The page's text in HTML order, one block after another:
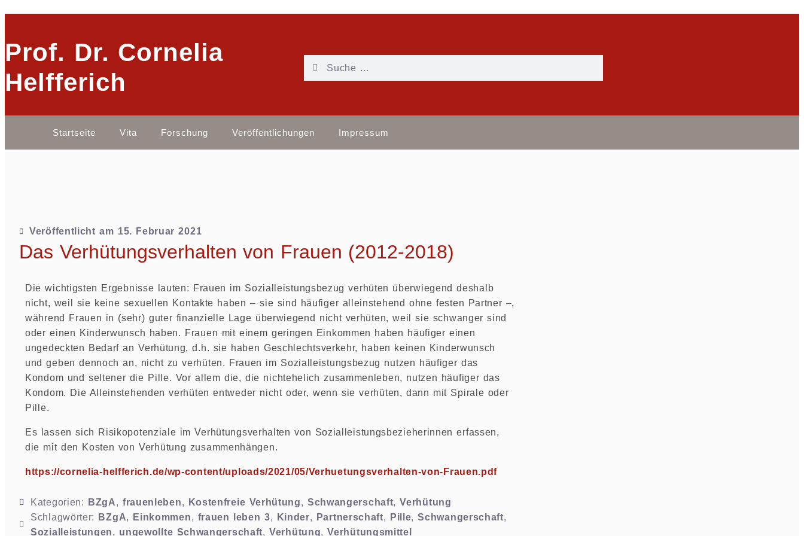
Prof. Dr. Cornelia
Helfferich
Startseite Vita Forschung Veröffentlichungen Impressum
Veröffentlicht am 15. Februar 2021
Das Verhütungsverhalten von Frauen (2012-2018)
Die wichtigsten Ergebnisse lauten: Frauen im Sozialleistungsbezug verhüten überwiegend deshalb
nicht, weil sie keine sexuellen Kontakte haben – sie sind häufiger alleinstehend ohne festen Partner –,
während Frauen in (sehr) guter finanzielle Lage überwiegend nicht verhüten, weil sie schwanger sind
oder einen Kinderwunsch haben. Frauen mit einem geringen Einkommen haben häufiger einen
ungedeckten Bedarf an Verhütung, d.h. sie haben Geschlechtsverkehr, haben keinen Kinderwunsch
und geben dennoch an, nicht zu verhüten. Frauen im Sozialleistungsbezug nutzen häufiger das
Kondom und seltener die Pille. Vor allem die, die nichtehelich zusammenleben, nutzen häufiger das
Kondom. Die Alleinstehenden verhüten entweder nicht oder, wenn sie verhüten, dann mit Spirale oder
Pille.
Es lassen sich Risikopotenziale im Verhütungsverhalten von Sozialleistungsbezieherinnen erfassen,
die mit den Kosten von Verhütung zusammenhängen.
https://cornelia-helfferich.de/wp-content/uploads/2021/05/Verhuetungsverhalten-von-Frauen.pdf
Kategorien: BZgA, frauenleben, Kostenfreie Verhütung, Schwangerschaft,Verhütung
Schlagwörter:
BZgA, Einkommen, frauen leben 3, Kinder, Partnerschaft, Pille,Schwangerschaft,
Sozialleistungen, ungewollte Schwangerschaft,Verhütung,Verhütungsmittel